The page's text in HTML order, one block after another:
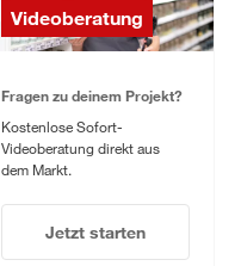
Videoberatung
Fragen zu deinem Projekt?
Kostenlose Sofort-
Videoberatung direkt aus
dem Markt.
Jetzt starten